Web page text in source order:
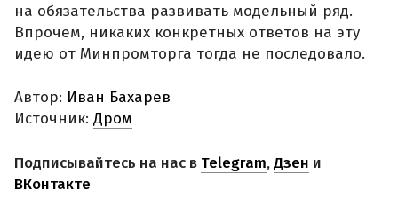
на обязательства развивать модельный ряд.
Впрочем, никаких конкретных ответов на эту
идею от Минпромторга тогда не последовало.
Автор: Иван Бахарев
Источник: Дром
Подписывайтесь на нас в Telegram,Дзен и
ВКонтакте